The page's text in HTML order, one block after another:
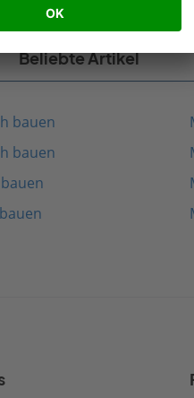
Beliebte Artikel
bauen
bauen